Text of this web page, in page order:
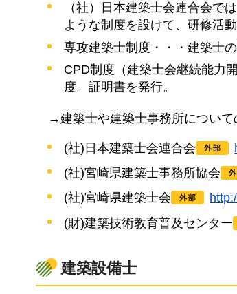
（社）日本建築士会連合会で
ような制度を設けて、研修活
専攻建築士制度・・・建築士
CPD制度（建築士会継続能力
度。証明書を発行。
→建築士や建築士事務所につい
(社)日本建築士会連合会
(社)宮崎県建築士事務所協会
(社)宮崎県建築士会
(財)建築技術教育普及センター
建築設備士